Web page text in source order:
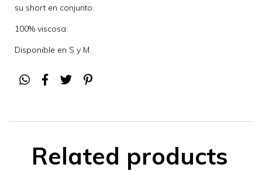
su short en conjunto.
100% viscosa.
Disponible en S y M.
Related products